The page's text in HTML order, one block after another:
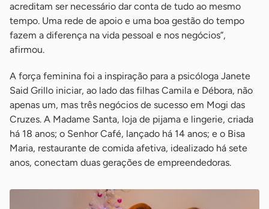
acreditam ser necessário dar conta de tudo ao mesmo
tempo. Uma rede de apoio e uma boa gestão do tempo
fazem a diferença na vida pessoal e nos negócios”,
afirmou.
A força feminina foi a inspiração para a psicóloga Janete
Said Grillo iniciar, ao lado das filhas Camila e Débora, não
apenas um, mas três negócios de sucesso em Mogi das
Cruzes. A Madame Santa, loja de pijama e lingerie, criada
há 18 anos; o Senhor Café, lançado há 14 anos; e o Bisa
Maria, restaurante de comida afetiva, idealizado há sete
anos, conectam duas gerações de empreendedoras.